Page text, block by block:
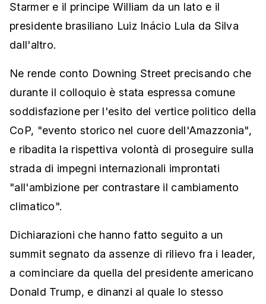
Starmer e il principe William da un lato e il
presidente brasiliano Luiz Inácio Lula da Silva
dall'altro.
Ne rende conto Downing Street precisando che
durante il colloquio è stata espressa comune
soddisfazione per l'esito del vertice politico della
CoP, "evento storico nel cuore dell'Amazzonia",
e ribadita la rispettiva volontà di proseguire sulla
strada di impegni internazionali improntati
"all'ambizione per contrastare il cambiamento
climatico".
Dichiarazioni che hanno fatto seguito a un
summit segnato da assenze di rilievo fra i leader,
a cominciare da quella del presidente americano
Donald Trump, e dinanzi al quale lo stesso